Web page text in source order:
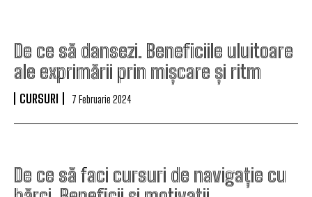
De ce să dansezi. Beneficiile uluitoare
ale exprimării prin mișcare și ritm
CURSURI 7 Februarie 2024
De ce să faci cursuri de navigație cu